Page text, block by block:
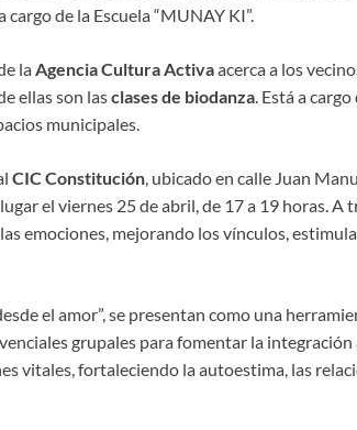
cargo de la Escuela “MUNAY KI”.
laAgencia Cultura Activaacerca a los
ellas son lasclases de biodanza. Está a cargo
municipales.
CIC Constitución, ubicado en calle Juan
el viernes 25 de abril, de 17 a 19 horas. A
emociones, mejorando los vínculos,
el amor”, se presentan como una
grupales para fomentar la
vitales, fortaleciendo la autoestima, las